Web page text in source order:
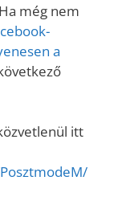
még nem
a
itt